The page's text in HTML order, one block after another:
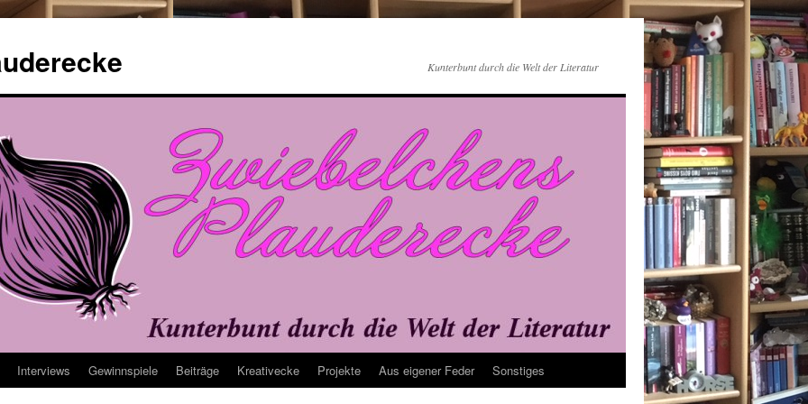
Kunterbunt durch die Welt der Literatur
Interviews Gewinnspiele Beiträge Kreativecke Projekte Aus eigener Feder Sonstiges